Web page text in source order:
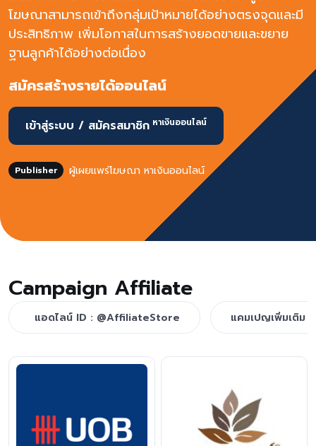
โฆษณาสามารถเข้าถึงกลุ่มเป้าหมายได้อย่างตรงจุดและมี
ประสิทธิภาพ เพิ่มโอกาสในการสร้างยอดขายและขยาย
ฐานลูกค้าได้อย่างต่อเนื่อง
สมัครสร้างรายได้ออนไลน์
เข้าสู่ระบบ / สมัครสมาชิก หาเงินออนไลน์
Publisher ผู้เผยแพร่โฆษณา หาเงินออนไลน์
Campaign Affiliate
แอดไลน์ ID : @AffiliateStore แคมเปญเพิ่มเติม